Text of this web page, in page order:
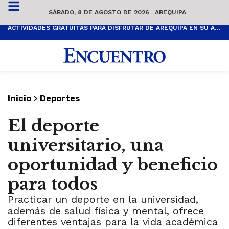
SÁBADO, 8 DE AGOSTO DE 2026 | AREQUIPA
ACTIVIDADES GRATUITAS PARA DISFRUTAR DE AREQUIPA EN SU ANIVERSARIO
Inicio > Deportes
El deporte
universitario, una
oportunidad y beneficio
para todos
Practicar un deporte en la universidad,
además de salud física y mental, ofrece
diferentes ventajas para la vida académica